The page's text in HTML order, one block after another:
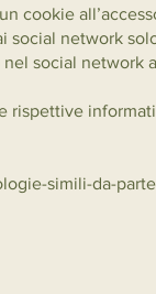
cookie
network
social network
rispettive
simili-da-